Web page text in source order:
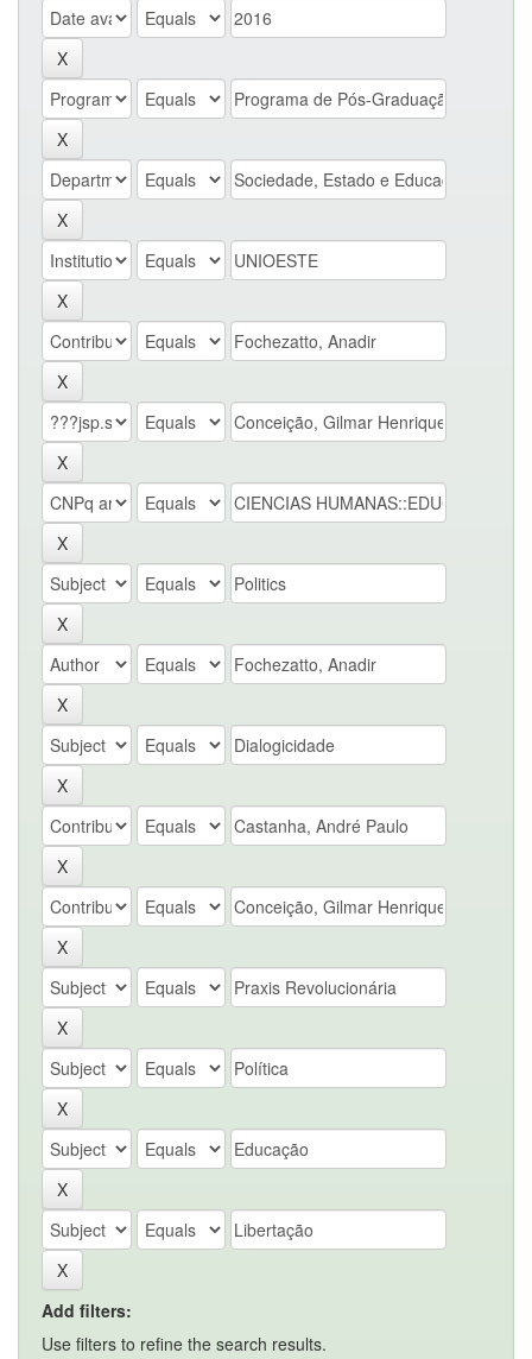
Add filters:
Use filters to refine the search results.